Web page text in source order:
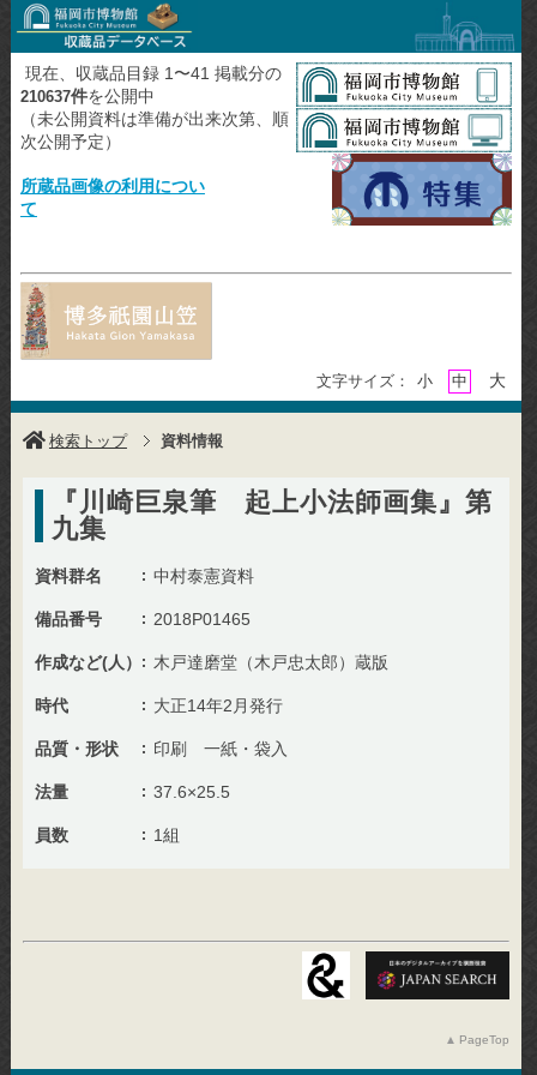
現在、収蔵品目録 1〜41 掲載分の
210637件を公開中
（未公開資料は準備が出来次第、順
次公開予定）
所蔵品画像の利用につい
て
文字サイズ： 小 中 大
検索トップ 資料情報
『川崎巨泉筆 起上小法師画集』第
九集
資料群名 中村泰憲資料
備品番号 2018P01465
作成など(人） 木戸達磨堂（木戸忠太郎）蔵版
時代 大正14年2月発行
品質・形状 印刷 一紙・袋入
法量 37.6×25.5
員数 1組
PageTop